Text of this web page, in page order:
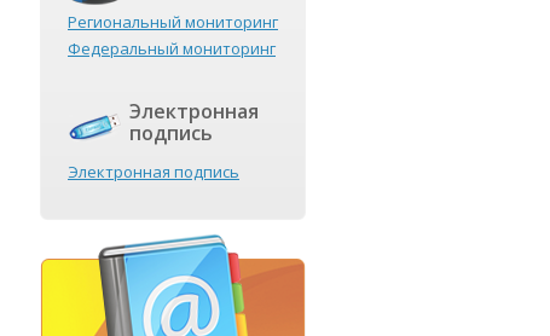
Региональный мониторинг
Федеральный мониторинг
Электронная
подпись
Электронная подпись